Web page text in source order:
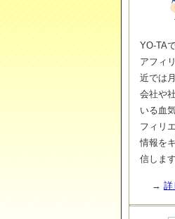
YO-TA
アフィ
近では
会社や
いる血
フィリ
情報を
信しま
→ 詳